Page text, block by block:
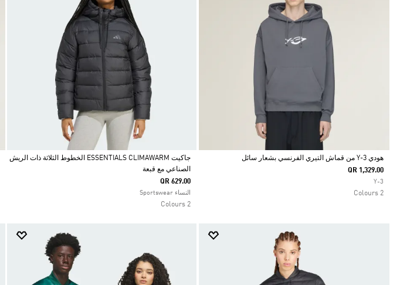
Selected
هودي Y-3 من قماش التيري الفرنسي بشعار سائل
QR 1,329.00
Y-3
2 Colours
Selected
جاكيت ESSENTIALS CLIMAWARM الخطوط الثلاثة ذات الريش
الصناعي مع قبعة
QR 629.00
النساء Sportswear
2 Colours